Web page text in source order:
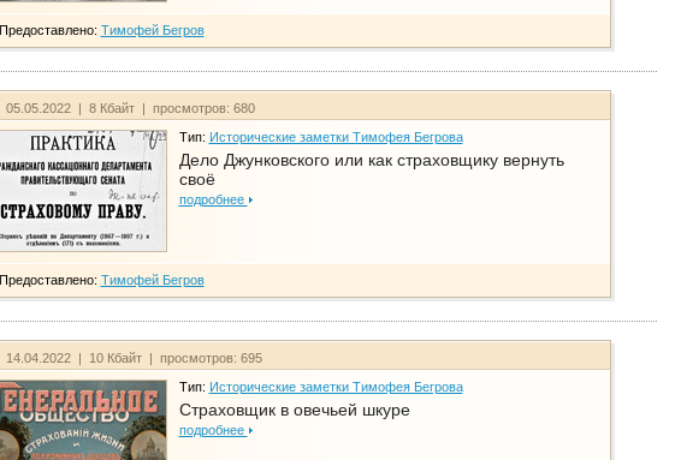
Предоставлено: Тимофей Бегров
05.05.2022 | 8 Кбайт | просмотров: 680
Тип: Исторические заметки Тимофея Бегрова
Дело Джунковского или как страховщику вернуть
своё
подробнее
Предоставлено: Тимофей Бегров
14.04.2022 | 10 Кбайт | просмотров: 695
Тип: Исторические заметки Тимофея Бегрова
Страховщик в овечьей шкуре
подробнее